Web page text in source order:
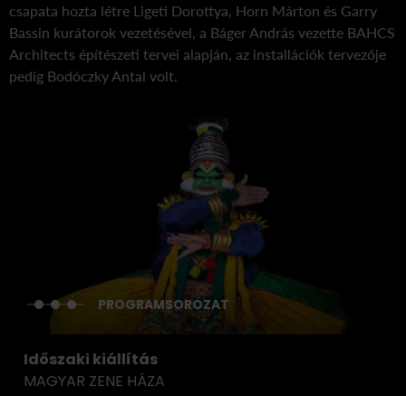
csapata hozta létre Ligeti Dorottya, Horn Márton és Garry
Bassin kurátorok vezetésével, a Báger András vezette BAHCS
Architects építészeti tervei alapján, az installációk tervezője
pedig Bodóczky Antal volt.
PROGRAMSOROZAT
Időszaki kiállítás
MAGYAR ZENE HÁZA